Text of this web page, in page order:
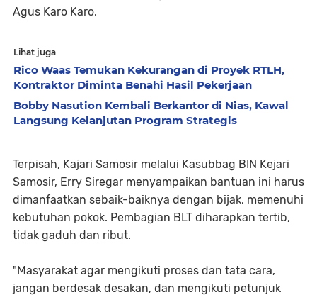
Agus Karo Karo.
Lihat juga
Rico Waas Temukan Kekurangan di Proyek RTLH,
Kontraktor Diminta Benahi Hasil Pekerjaan
Bobby Nasution Kembali Berkantor di Nias, Kawal
Langsung Kelanjutan Program Strategis
Terpisah, Kajari Samosir melalui Kasubbag BIN Kejari
Samosir, Erry Siregar menyampaikan bantuan ini harus
dimanfaatkan sebaik-baiknya dengan bijak, memenuhi
kebutuhan pokok. Pembagian BLT diharapkan tertib,
tidak gaduh dan ribut.
"Masyarakat agar mengikuti proses dan tata cara,
jangan berdesak desakan, dan mengikuti petunjuk